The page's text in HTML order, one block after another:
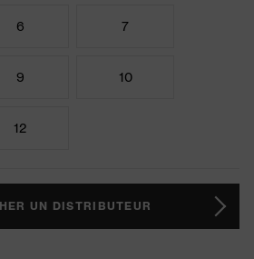
6 7
9 10
12
UN DISTRIBUTEUR